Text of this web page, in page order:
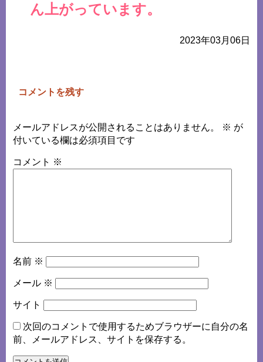
ん上がっています。
2023年03月06日
コメントを残す
メールアドレスが公開されることはありません。 ※ が
付いている欄は必須項目です
コメント ※
名前 ※
メール ※
サイト
次回のコメントで使用するためブラウザーに自分の名
前、メールアドレス、サイトを保存する。